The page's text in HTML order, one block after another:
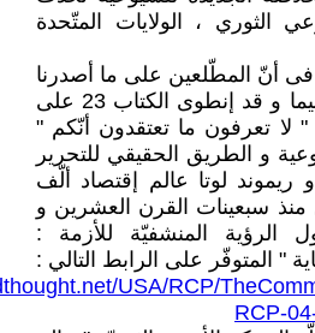
الثوري ، الولايات المتّحدة
فى أنّ المطّلعين على ما أصدرنا
من كتب قد عرفوه لا سيما و قد إنطوى الكتاب 23 على
لا تعرفون ما تعتقدون أنّكم "
و الطريق الحقيقي للتحرير
ريموند لوتا عالم إقتصاد ألّف
منذ سبعينات القرن العشرين و
المنشفيّة للأزمة :
" المتوفّر على الرابط التالي :
USA/RCP/
RCP-